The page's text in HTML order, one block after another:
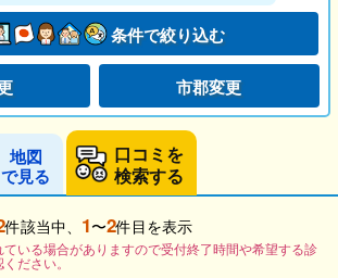
条件で絞り込む
市郡変更
地図
で見る
口コミを
検索する
件該当中、 1〜2件目を表示
いる場合がありますので受付終了時間や希望する診
ださい。